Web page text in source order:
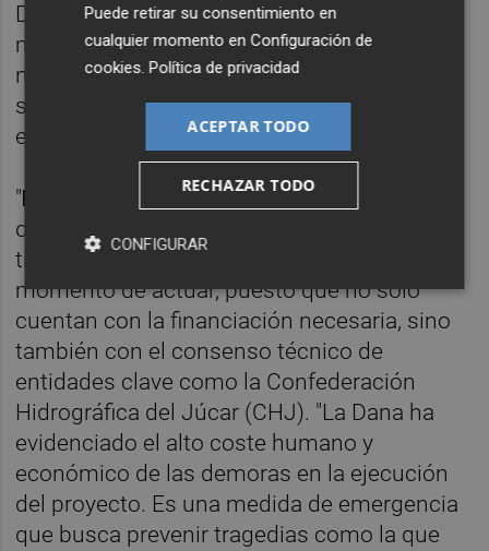
Desde este organismo, se trasladó un
mensaje claro: si la Generalitat emite un
nuevo informe favorable, el Gobierno central
se encargará de proceder con la licitación y
ejecución de las obras.
"Nos ha faltado pedírselo al Papa
desde el Ayuntamiento de Aldaia, al mismo
tiempo que insisten en que ahora es el
momento de actuar, puesto que no solo
cuentan con la financiación necesaria, sino
también con el consenso técnico de
entidades clave como la Confederación
Hidrográfica del Júcar (CHJ). "La Dana ha
evidenciado el alto coste humano y
económico de las demoras en la ejecución
del proyecto. Es una medida de emergencia
que busca prevenir tragedias como la que
Puede retirar su consentimiento en
cualquier momento enConfiguración de
cookies.Política de privacidad
ACEPTAR TODO
RECHAZAR TODO
CONFIGURAR